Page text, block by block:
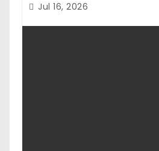
Jul 16, 2026